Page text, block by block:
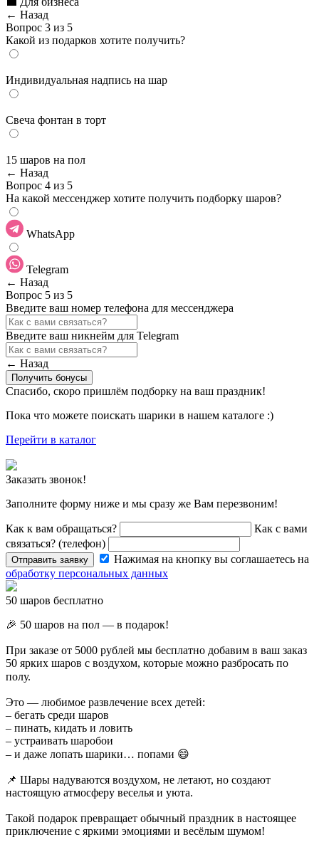
← Назад
Вопрос 3 из 5
Какой из подарков хотите получить?
Индивидуальная надпись на шар
Cвеча фонтан в торт
15 шаров на пол
← Назад
Вопрос 4 из 5
На какой мессенджер хотите получить подборку шаров?
WhatsApp
Telegram
← Назад
Вопрос 5 из 5
Введите ваш номер телефона для мессенджера
Введите ваш никнейм для Telegram
← Назад
Получить бонусы
Спасибо, скоро пришлём подборку на ваш праздник!
Пока что можете поискать шарики в нашем каталоге :)
Перейти в каталог
Заказать звонок!
Заполните форму ниже и мы сразу же Вам перезвоним!
Как к вам обращаться?
Как с вами
связаться? (телефон)
Отправить заявку
Нажимая на кнопку вы соглашаетесь на
обработку персональных данных
50 шаров бесплатно
🎉 50 шаров на пол — в подарок!
При заказе от 5000 рублей мы бесплатно добавим в ваш заказ
50 ярких шаров с воздухом, которые можно разбросать по
полу. ⠀
Это — любимое развлечение всех детей:
– бегать среди шаров
– пинать, кидать и ловить
– устраивать шаробои
– и даже лопать шарики… попами 😄
📌 Шары надуваются воздухом, не летают, но создают
настоящую атмосферу веселья и уюта.
Такой подарок превращает обычный праздник в настоящее
приключение с яркими эмоциями и весёлым шумом!